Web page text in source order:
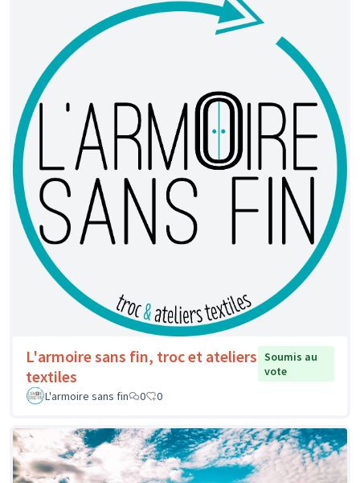
L'armoire sans fin, troc et ateliers
textiles
Soumis au
vote
L'armoire sans fin
0 0